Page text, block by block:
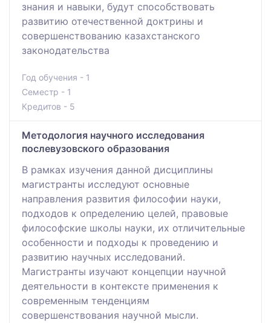
знания и навыки, будут способствовать
развитию отечественной доктрины и
совершенствованию казахстанского
законодательства
Год обучения - 1
Семестр - 1
Кредитов - 5
Методология научного исследования
послевузовского образования
В рамках изучения данной дисциплины
магистранты исследуют основные
направления развития философии науки,
подходов к определению целей, правовые
философские школы науки, их отличительные
особенности и подходы к проведению и
развитию научных исследований.
Магистранты изучают концепции научной
деятельности в контексте применения к
современным тенденциям
совершенствования научной мысли.